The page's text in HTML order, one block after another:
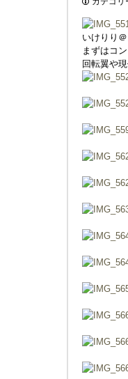
いけりり
まずはコ
回転翼や